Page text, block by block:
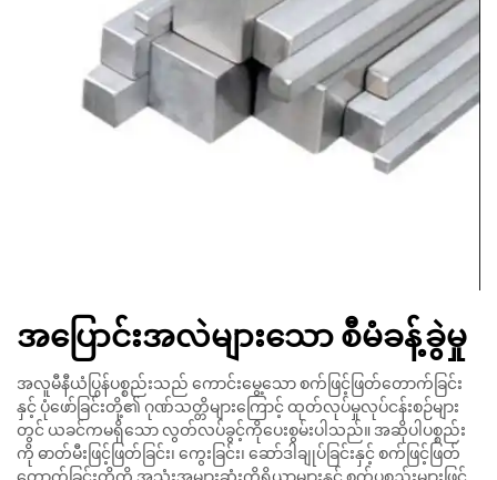
အပြောင်းအလဲများသော စီမံခန့်ခွဲမှု
အလူမီနီယံပြွန်ပစ္စည်းသည် ကောင်းမွေ့သော စက်ဖြင့်ဖြတ်တောက်ခြင်း
နှင့် ပုံဖော်ခြင်းတို့၏ ဂုဏ်သတ္တိများကြောင့် ထုတ်လုပ်မှုလုပ်ငန်းစဉ်များ
တွင် ယခင်ကမရှိသော လွတ်လပ်ခွင့်ကိုပေးစွမ်းပါသည်။ အဆိုပါပစ္စည်း
ကို ဓာတ်မီးဖြင့်ဖြတ်ခြင်း၊ ကွေးခြင်း၊ ဆော်ဒါချုပ်ခြင်းနှင့် စက်ဖြင့်ဖြတ်